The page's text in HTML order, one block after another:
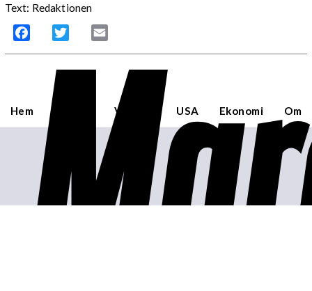
Text: Redaktionen
Facebook Twitter
Hem Världen USA Ekonomi Om